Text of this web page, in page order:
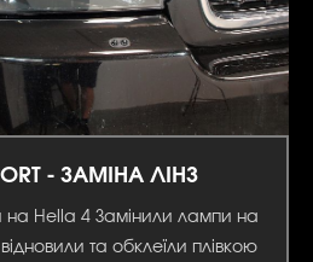
- ЗАМІНА ЛІНЗ
на Hella 4 Замінили лампи на
та обклеїли плівкою